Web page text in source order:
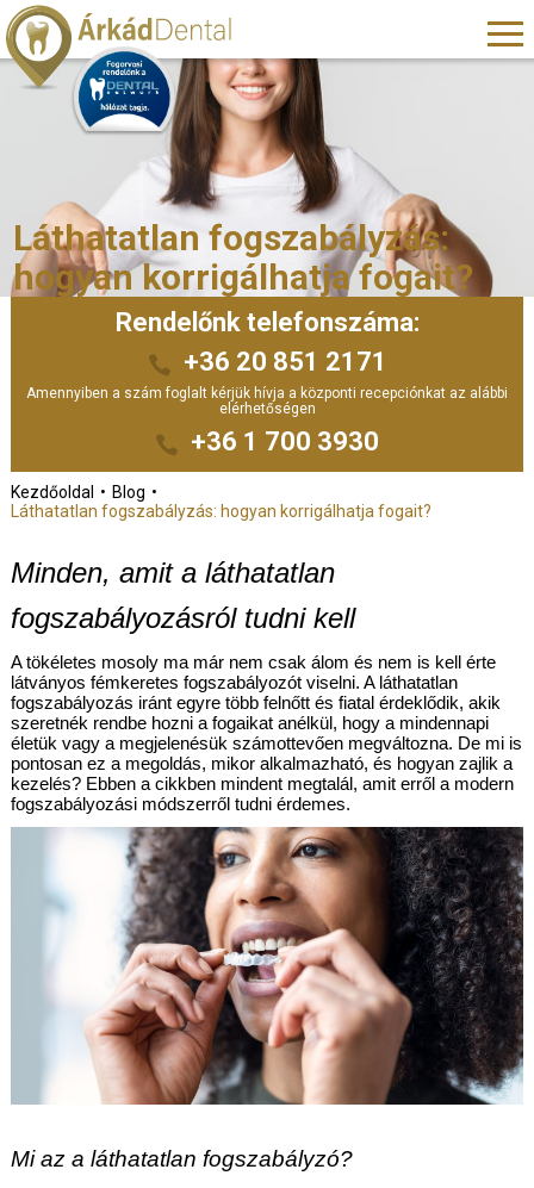
Láthatatlan fogszabályzás:
hogyan korrigálhatja fogait?
Rendelőnk telefonszáma:
+36 20 851 2171
Amennyiben a szám foglalt kérjük hívja a központi recepciónkat az alábbi
elérhetőségen
+36 1 700 3930
Kezdőoldal
Blog
Láthatatlan fogszabályzás: hogyan korrigálhatja fogait?
Minden, amit a láthatatlan
fogszabályozásról tudni kell
A tökéletes mosoly ma már nem csak álom és nem is kell érte
látványos fémkeretes fogszabályozót viselni. A láthatatlan
fogszabályozás iránt egyre több felnőtt és fiatal érdeklődik, akik
szeretnék rendbe hozni a fogaikat anélkül, hogy a mindennapi
életük vagy a megjelenésük számottevően megváltozna. De mi is
pontosan ez a megoldás, mikor alkalmazható, és hogyan zajlik a
kezelés? Ebben a cikkben mindent megtalál, amit erről a modern
fogszabályozási módszerről tudni érdemes.
Mi az a láthatatlan fogszabályzó?